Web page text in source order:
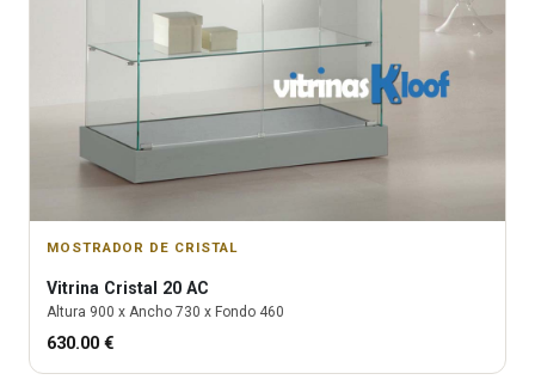
MOSTRADOR DE CRISTAL
Vitrina Cristal 20 AC
Altura 900 x Ancho 730 x Fondo 460
630.00 €